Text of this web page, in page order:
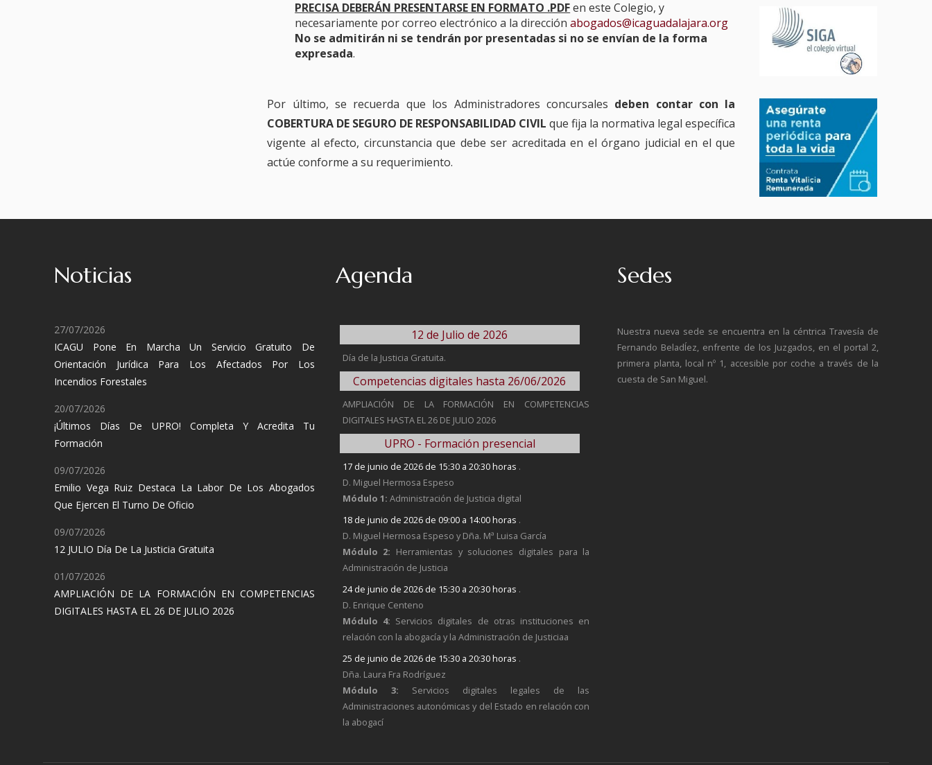
PRECISA DEBERÁN PRESENTARSE EN FORMATO .PDFen este Colegio, y
necesariamente por correo electrónico a la direcciónabogados@icaguadalajara.org
No se admitirán ni se tendrán por presentadas si no se envían de la forma
expresada.
Por último, se recuerda que los Administradores concursales deben contar con la
COBERTURA DE SEGURO DE RESPONSABILIDAD CIVILque fija la normativa legal específica
vigente al efecto, circunstancia que debe ser acreditada en el órgano judicial en el que
actúe conforme a su requerimiento.
Noticias
27/07/2026
ICAGU Pone En Marcha Un Servicio Gratuito De
Orientación Jurídica Para Los Afectados Por Los
Incendios Forestales
20/07/2026
¡Últimos Días De UPRO! Completa Y Acredita Tu
Formación
09/07/2026
Emilio Vega Ruiz Destaca La Labor De Los Abogados
Que Ejercen El Turno De Oficio
09/07/2026
12 JULIO Día De La Justicia Gratuita
01/07/2026
AMPLIACIÓN DE LA FORMACIÓN EN COMPETENCIAS
DIGITALES HASTA EL 26 DE JULIO 2026
Agenda
12 de Julio de 2026
Día de la Justicia Gratuita.
Competencias digitales hasta 26/06/2026
AMPLIACIÓN DE LA FORMACIÓN EN COMPETENCIAS
DIGITALES HASTA EL 26 DE JULIO 2026
UPRO - Formación presencial
17 de junio de 2026 de 15:30 a 20:30 horas .
D. Miguel Hermosa Espeso
Módulo 1: Administración de Justicia digital
18 de junio de 2026 de 09:00 a 14:00 horas .
D. Miguel Hermosa Espeso y Dña. Mª Luisa García
Módulo 2: Herramientas y soluciones digitales para la
Administración de Justicia
24 de junio de 2026 de 15:30 a 20:30 horas .
D. Enrique Centeno
Módulo 4: Servicios digitales de otras instituciones en
relación con la abogacía y la Administración de Justiciaa
25 de junio de 2026 de 15:30 a 20:30 horas .
Dña. Laura Fra Rodríguez
Módulo 3: Servicios digitales legales de las
Administraciones autonómicas y del Estado en relación con
la abogací
Sedes
Nuestra nueva sede se encuentra en la céntrica Travesía de
Fernando BeladÍez, enfrente de los Juzgados, en el portal 2,
primera planta, local nº 1, accesible por coche a través de la
cuesta de San Miguel.